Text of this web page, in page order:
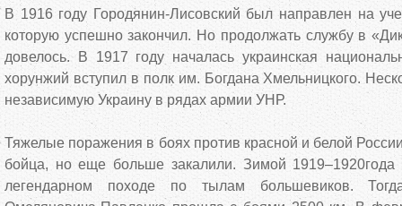
В 1916 году Городянин-Лисовский был направлен на
которую успешно закончил. Но продолжать службу в
довелось. В 1917 году началась украинская
хорунжий вступил в полк им. Богдана Хмельницкого.
независимую Украину в рядах армии УНР.
Тяжелые поражения в боях против красной и белой
бойца, но еще больше закалили. Зимой
легендарном походе по тылам большевиков.